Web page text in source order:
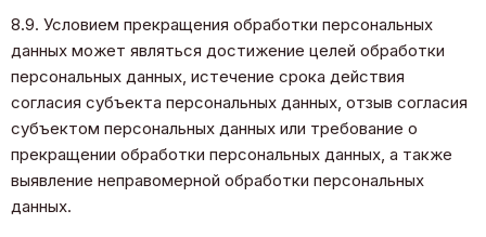
8.9. Условием прекращения обработки персональных
данных может являться достижение целей обработки
персональных данных, истечение срока действия
согласия субъекта персональных данных, отзыв согласия
субъектом персональных данных или требование о
прекращении обработки персональных данных, а также
выявление неправомерной обработки персональных
данных.